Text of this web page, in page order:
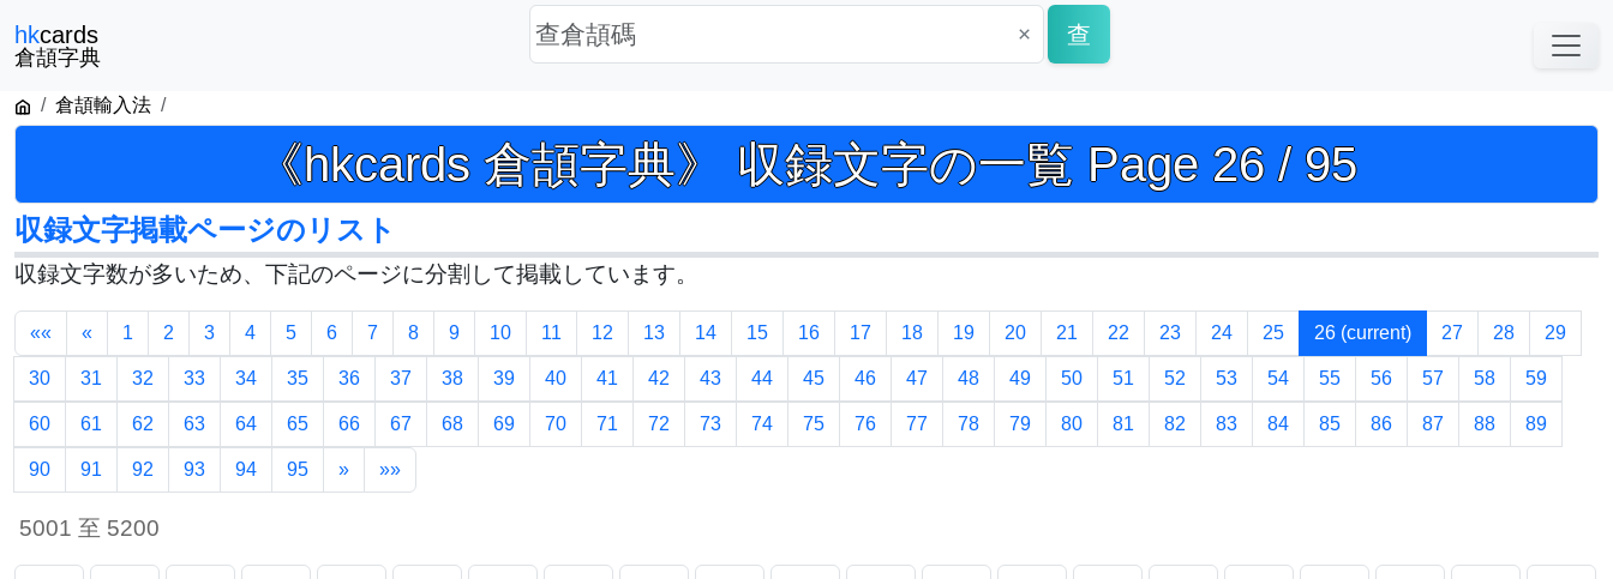
hkcards
倉頡字典
× 查
倉頡輸入法
《hkcards 倉頡字典》 収録文字の一覧 Page 26 / 95
収録文字掲載ページのリスト
収録文字数が多いため、下記のページに分割して掲載しています。
«« « 1 2 3 4 5 6 7 8 9 10 11 12 13 14 15 16 17 18 19 20 21 22 23 24 25 26 (current) 27 28 29
30 31 32 33 34 35 36 37 38 39 40 41 42 43 44 45 46 47 48 49 50 51 52 53 54 55 56 57 58 59
60 61 62 63 64 65 66 67 68 69 70 71 72 73 74 75 76 77 78 79 80 81 82 83 84 85 86 87 88 89
90 91 92 93 94 95 » »»
5001 至 5200